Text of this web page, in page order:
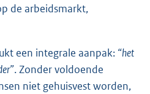
de arbeidsmarkt,
een integrale aanpak: “het
. Zonder voldoende
niet gehuisvest worden,